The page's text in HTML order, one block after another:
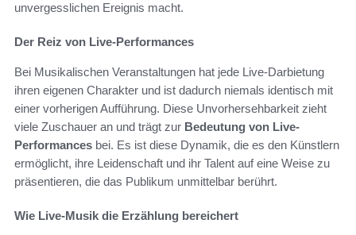
unvergesslichen Ereignis macht.
Der Reiz von Live-Performances
Bei Musikalischen Veranstaltungen hat jede Live-Darbietung
ihren eigenen Charakter und ist dadurch niemals identisch mit
einer vorherigen Aufführung. Diese Unvorhersehbarkeit zieht
viele Zuschauer an und trägt zur Bedeutung von Live-
Performances bei. Es ist diese Dynamik, die es den Künstlern
ermöglicht, ihre Leidenschaft und ihr Talent auf eine Weise zu
präsentieren, die das Publikum unmittelbar berührt.
Wie Live-Musik die Erzählung bereichert